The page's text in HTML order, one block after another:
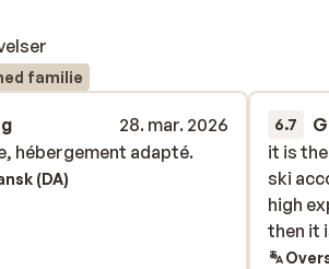
familie
28. mar. 2026
hébergement adapté.
hébergement adapté.
(DA)
6.7
it is
ski
high
then it
it is
ski
high
then it